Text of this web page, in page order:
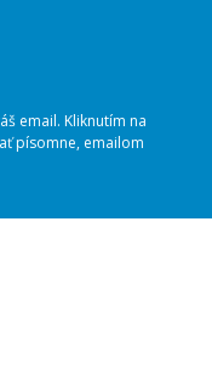
email. Kliknutím na
písomne, emailom